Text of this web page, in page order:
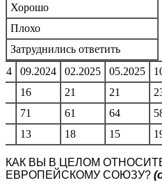
Хорошо
Плохо
Затруднились ответить
09.2024 02.2025 05.2025
16
21 21
71
61 64
13
18 15
КАК ВЫ В ЦЕЛОМ
ЕВРОПЕЙСКОМУ СОЮЗУ?